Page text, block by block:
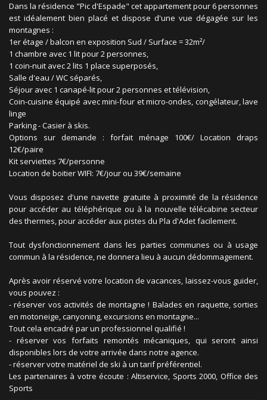
Dans la résidence "Pic d'Espade" cet appartement pour 6 personnes
est idéalement bien placé et dispose d'une vue dégagée sur les
montagnes :
1er étage / balcon en exposition Sud / Surface = 32m²/
1 chambre avec 1 lit pour 2 personnes,
1 coin-nuit avec 2 lits 1 place superposés,
Salle d'eau / WC séparés,
Séjour avec 1 canapé-lit pour 2 personnes et télévision,
Coin-cuisine équipé avec mini-four et micro-ondes, congélateur, lave
linge
Parking - Casier à skis.
Options sur demande : forfait ménage 100€/ Location draps
12€/paire
Kit serviettes 7€/personne
Location de boitier WIFI: 7€/jour ou 39€/semaine
Vous disposez d'une navette gratuite à proximité de la résidence
pour accéder au téléphérique ou à la nouvelle télécabine secteur
des thermes, pour accéder aux pistes du Pla d'Adet facilement.
Tout dysfonctionnement dans les parties communes ou à usage
commun à la résidence, ne donnera lieu à aucun dédommagement.
Après avoir réservé votre location de vacances, laissez-vous guider,
vous pouvez :
- réserver vos activités de montagne ! Balades en raquette, sorties
en motoneige, canyoning, excursions en montagne...
Tout cela encadré par un professionnel qualifié !
- réserver vos forfaits remontés mécaniques, qui seront ainsi
disponibles lors de votre arrivée dans notre agence.
- réserver votre matériel de ski à un tarif préférentiel.
Les partenaires à votre écoute : Altiservice, Sports 2000, Office des
Sports